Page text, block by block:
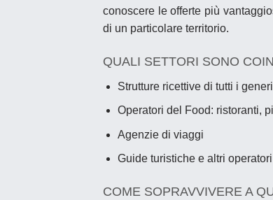
conoscere le offerte più
di un particolare territorio.
QUALI SETTORI SONO
Strutture ricettive di tutti i
Operatori del Food: ristoranti,
Agenzie di viaggi
Guide turistiche e altri
COME SOPRAVVIVERE A